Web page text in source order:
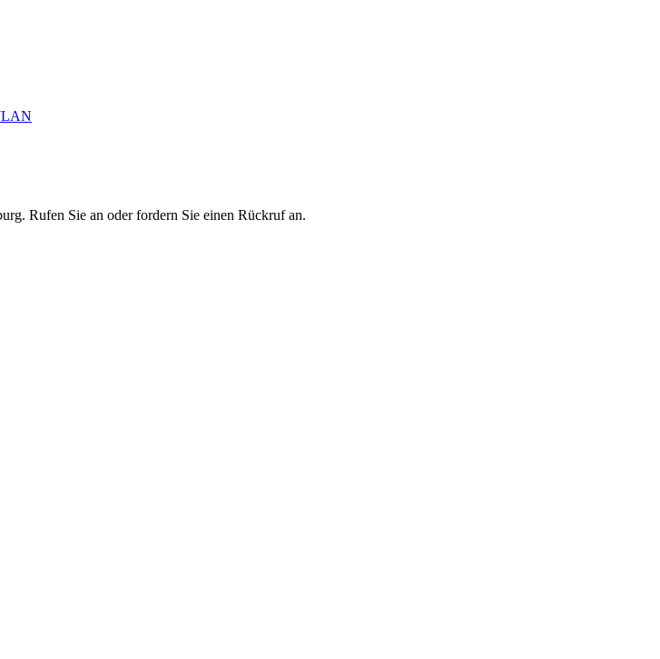
Rufen Sie an oder fordern Sie einen Rückruf an.